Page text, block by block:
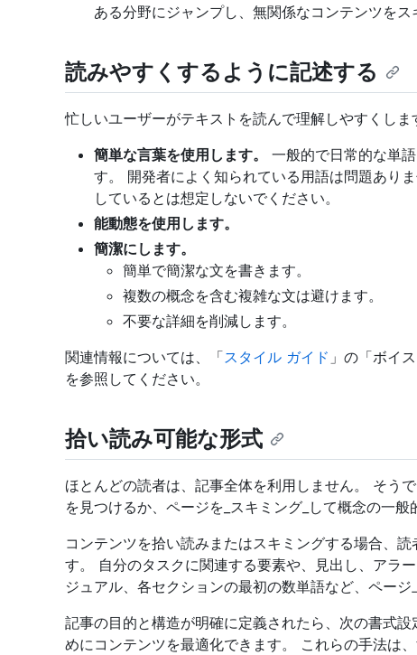
ある分野にジャンプし、無関係なコンテンツをス
読みやすくするように記述する
忙しいユーザーがテキストを読んで理解しやすくしま
簡単な言葉を使用します。
一般的で日常的な単
す。 開発者によく知られている用語は問題あり
しているとは想定しないでください。
能動態を使用します。
簡潔にします。
簡単で簡潔な文を書きます。
複数の概念を含む複雑な文は避けます。
不要な詳細を削減します。
関連情報については、「スタイル ガイド 」の「ボイ
を参照してください。
拾い読み可能な形式
ほとんどの読者は、記事全体を利用しません。 そう
を見つけるか、ページを_スキミング_して概念の一般
コンテンツを拾い読みまたはスキミングする場合、
す。 自分のタスクに関連する要素や、見出し、アラ
ジュアル、各セクションの最初の数単語など、ページ
記事の目的と構造が明確に定義されたら、次の書式
めにコンテンツを最適化できます。 これらの手法は